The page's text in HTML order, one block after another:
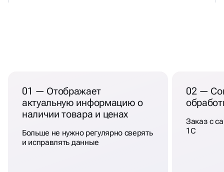
01 — Отображает
актуальную информацию о
наличии товара и ценах
Больше не нужно регулярно сверять
и исправлять данные
02 —
Заказ с
1С